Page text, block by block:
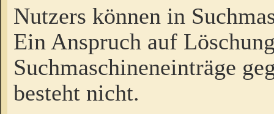
Nutzers können in
Ein Anspruch auf
Suchmaschineneinträge
besteht nicht.